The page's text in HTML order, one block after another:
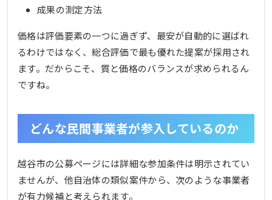
成果の測定方法
価格は評価要素の一つに過ぎず、最安が自動的に選ばれ
るわけではなく、総合評価で最も優れた提案が採用され
ます。だからこそ、質と価格のバランスが求められるん
ですね。
どんな民間事業者が参入しているのか
越谷市の公募ページには詳細な参加条件は明示されてい
ませんが、他自治体の類似案件から、次のような事業者
が有力候補と考えられます。